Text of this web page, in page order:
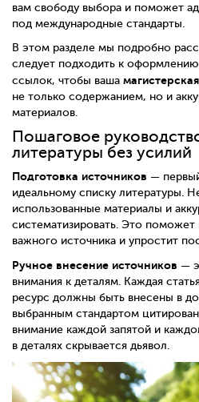
вам свободу выбора и поможет
под международные стандарты.
В этом разделе мы подробно
следует подходить к
ссылок, чтобы ваша
не только содержанием, но и
материалов.
Пошаговое
литературы без усилий
Подготовка источников —
идеальному списку литературы.
использованные материалы и
систематизировать. Это поможет
важного источника и упростит
Ручное внесение источников —
внимания к деталям. Каждая
ресурс должны быть внесены в
выбранным стандартом
внимание каждой запятой и
в деталях скрывается дьявол.